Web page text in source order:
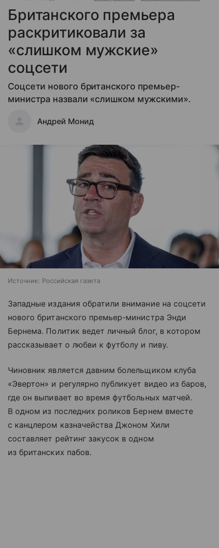
Британского премьера
раскритиковали за
«слишком мужские»
соцсети
Соцсети нового британского премьер-
министра назвали «слишком мужскими».
Андрей Монид
Источник: Российская газета
Западные издания обратили внимание на соцсети
нового британского премьер-министра Энди
Бернема. Политик ведет личный блог, в котором
рассказывает о любви к футболу и пиву.
Чиновник является давним болельщиком клуба
«Эвертон» и регулярно публикует видео из баров,
где он выпивает во время футбольных матчей.
В одном из последних роликов Бернем вместе
с канцлером казначейства Джоном Хили
составляет рейтинг закусок в одном
из британских пабов.